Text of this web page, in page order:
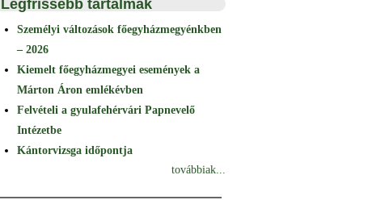
Legfrissebb tartalmak
Személyi változások főegyházmegyénkben
– 2026
Kiemelt főegyházmegyei események a
Márton Áron emlékévben
Felvételi a gyulafehérvári Papnevelő
Intézetbe
Kántorvizsga időpontja
továbbiak...